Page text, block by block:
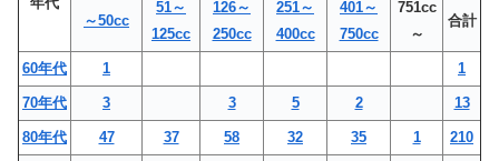
～50cc
51～
125cc
126～
250cc
251～
400cc
401～
750cc
751cc
～
合計
60年代 1 1
70年代 3 3 5 2 13
80年代 47 37 58 32 35 1 210